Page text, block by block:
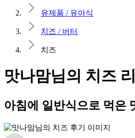
유제품 / 유아식
치즈 / 버터
치즈
맛나맘님의 치즈
아침에 일반식으로 먹은